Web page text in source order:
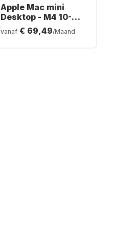
Apple Mac mini
Desktop - M4 10-
core - 24 GB - 512 GB
SSD - Geïntegreerde
vanaf € 69,49/Maand